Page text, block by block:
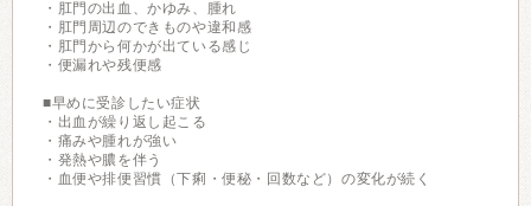
・肛門の出血、かゆみ、腫れ
・肛門周辺のできものや違和感
・肛門から何かが出ている感じ
・便漏れや残便感
■早めに受診したい症状
・出血が繰り返し起こる
・痛みや腫れが強い
・発熱や膿を伴う
・血便や排便習慣（下痢・便秘・回数など）の変化が続く